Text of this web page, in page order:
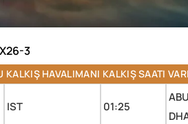
3
KALKIŞ HAVALIMANI KALKIŞ SAATI
IST 01:25